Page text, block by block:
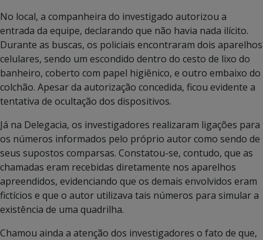
No local, a companheira do investigado autorizou a
entrada da equipe, declarando que não havia nada ilícito.
Durante as buscas, os policiais encontraram dois aparelhos
celulares, sendo um escondido dentro do cesto de lixo do
banheiro, coberto com papel higiênico, e outro embaixo do
colchão. Apesar da autorização concedida, ficou evidente a
tentativa de ocultação dos dispositivos.
Já na Delegacia, os investigadores realizaram ligações para
os números informados pelo próprio autor como sendo de
seus supostos comparsas. Constatou-se, contudo, que as
chamadas eram recebidas diretamente nos aparelhos
apreendidos, evidenciando que os demais envolvidos eram
fictícios e que o autor utilizava tais números para simular a
existência de uma quadrilha.
Chamou ainda a atenção dos investigadores o fato de que,